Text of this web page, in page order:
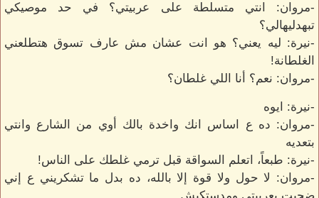
-مروان: انتي متسلطة على عربيتي؟ في حد موصيكي
تبهدليهالي؟
-نيرة: ليه يعني؟ هو انت عشان مش عارف تسوق هتطلعني
الغلطانة!
-مروان: نعم؟ أنا اللي غلطان؟
-نيرة: ايوه
-مروان: ده ع اساس انك واخدة بالك أوي من الشارع وانتي
بتعديه
-نيرة: طبعاً، اتعلم السواقة قبل ترمي غلطك على الناس!
-مروان: لا حول ولا قوة إلا بالله، ده بدل ما تشكريني ع إني